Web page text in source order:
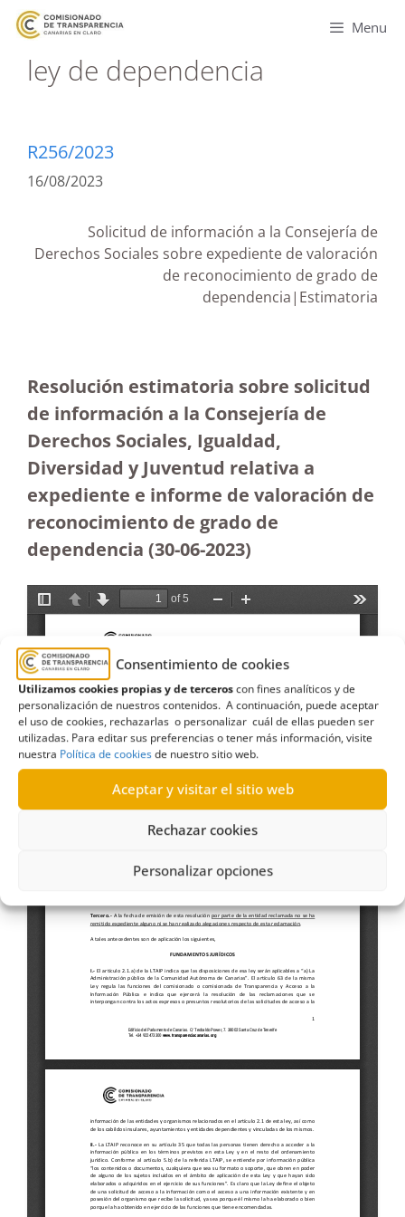
Consentimiento de cookies
Utilizamos cookies propias y de terceroscon fines analíticos y de
personalización de nuestros contenidos. A continuación, puede aceptar
el uso de cookies, rechazarlas o personalizar cuál de ellas pueden ser
utilizadas. Para editar sus preferencias o tener más información, visite
nuestra Política de cookiesde nuestro sitio web.
Aceptar y visitar el sitio web
Rechazar cookies
Personalizar opciones
Menu
ley de dependencia
R256/2023
16/08/2023
Solicitud de información a la Consejería de
Derechos Sociales sobre expediente de valoración
de reconocimiento de grado de
dependencia|Estimatoria
Resolución estimatoria sobre solicitud
de información a la Consejería de
Derechos Sociales, Igualdad,
Diversidad y Juventud relativa a
expediente e informe de valoración de
reconocimiento de grado de
dependencia (30-06-2023)